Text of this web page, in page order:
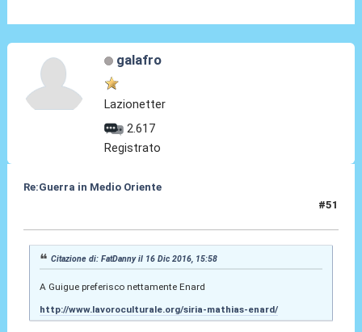
galafro
Lazionetter
2.617
Registrato
Re:Guerra in Medio Oriente
#51
Citazione di: FatDanny il 16 Dic 2016, 15:58
A Guigue preferisco nettamente Enard
http://www.lavoroculturale.org/siria-mathias-enard/